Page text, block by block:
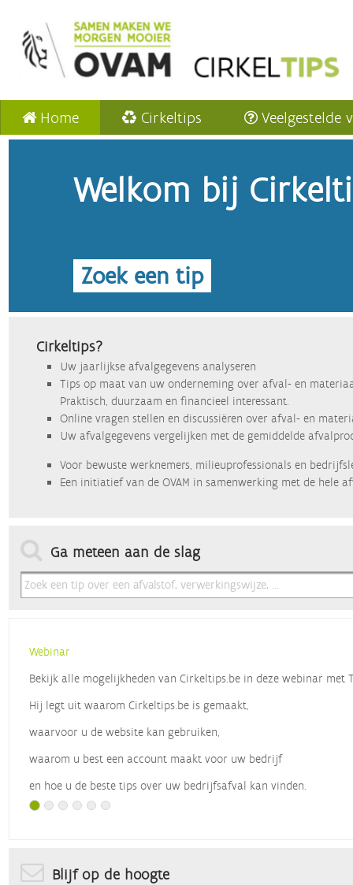
Home Cirkeltips Veelgestelde
Welkom bij
Zoek een tip
Cirkeltips?
Uw jaarlijkse afvalgegevens analyseren
Tips op maat van uw onderneming over afval- en
Praktisch, duurzaam en financieel interessant.
Online vragen stellen en discussiëren over afval- en
Uw afvalgegevens vergelijken met de gemiddelde
Voor bewuste werknemers, milieuprofessionals en
Een initiatief van de OVAM in samenwerking met de hele
Ga meteen aan de slag
Webinar
Bekijk alle mogelijkheden van Cirkeltips.be in deze webinar met
Hij legt uit waarom Cirkeltips.be is gemaakt,
waarvoor u de website kan gebruiken,
waarom u best een account maakt voor uw bedrijf
en hoe u de beste tips over uw bedrijfsafval kan vinden.
Blijf op de hoogte